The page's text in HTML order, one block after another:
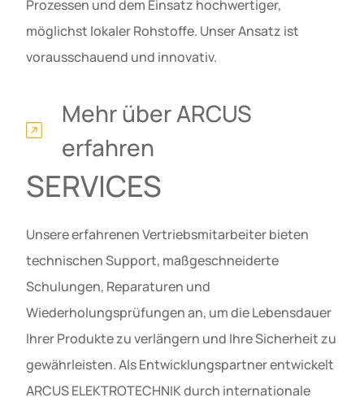
Prozessen und dem Einsatz hochwertiger,
möglichst lokaler Rohstoffe. Unser Ansatz ist
vorausschauend und innovativ.
Mehr über ARCUS
erfahren
SERVICES
Unsere erfahrenen Vertriebsmitarbeiter bieten
technischen Support, maßgeschneiderte
Schulungen, Reparaturen und
Wiederholungsprüfungen an, um die Lebensdauer
Ihrer Produkte zu verlängern und Ihre Sicherheit zu
gewährleisten. Als Entwicklungspartner entwickelt
ARCUS ELEKTROTECHNIK durch internationale